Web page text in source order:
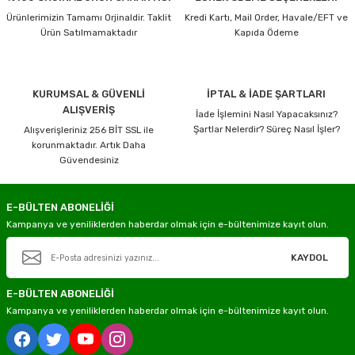
Ücretsiz gönderimlerimizin tamamı Aras Kargoile gerçekleştirilmektedir.
Kargo Hesaplama Örnekleri
4000 TL ve üzeri + 20 Desi/Kg 5 Desilik ücret yansır
3999 TL ve altı + 15 Desi/Kg Kargo ücreti müşteriye aittir
Ürün açıklamasında “Kargo Bedava”
olmadan ücretsiz gönderilir
Ambar Taşımacılığı Bilgilendirmesi
100 Kg ve üzeri ürünlerde ambar taşımacılığı kullanılmaktadır.
Ürün açıklamasında “Kargo Bedava” ibaresi bulunan ürünler ücretsiz gönderilir.
4000 TL ve üzeri, 15 Desi/Kg’ye kadar olan ambar gönderileri ücretsizdir.
4000 TL altındaki veya 15 Desi/Kg üzerindeki gönderiler ücretlendirmeye tabidir.
Önemli Bilgilendirme
Ürün açıklamasında “Kargo Bedava”
gönderilir.
Ürünlerimizin Tamamı Orjinaldir. Taklit
Ürün Satılmamaktadır
Kredi Kartı, Mail Order, Havale/EFT ve
Kapıda Ödeme
KURUMSAL & GÜVENLİ
ALIŞVERİŞ
Alışverişleriniz 256 BİT SSL ile
korunmaktadır. Artık Daha
Güvendesiniz
İPTAL & İADE ŞARTLARI
İade İşlemini Nasıl Yapacaksınız?
Şartlar Nelerdir? Süreç Nasıl İşler?
E-BÜLTEN ABONELİĞİ
Kampanya ve yeniliklerden haberdar olmak için e-bültenimize kayıt olun.
KAYDOL
E-BÜLTEN ABONELİĞİ
Kampanya ve yeniliklerden haberdar olmak için e-bültenimize kayıt olun.